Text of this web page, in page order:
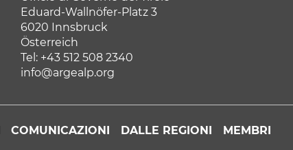
Eduard-Wallnöfer-Platz 3
6020 Innsbruck
Österreich
Tel: +43 512 508 2340
info@argealp.org
COMUNICAZIONI DALLE REGIONI MEMBRI